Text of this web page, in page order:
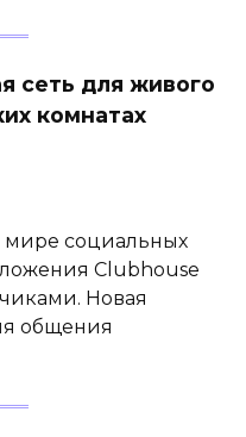
сеть для живого
комнатах
социальных
Clubhouse
Новая
общения